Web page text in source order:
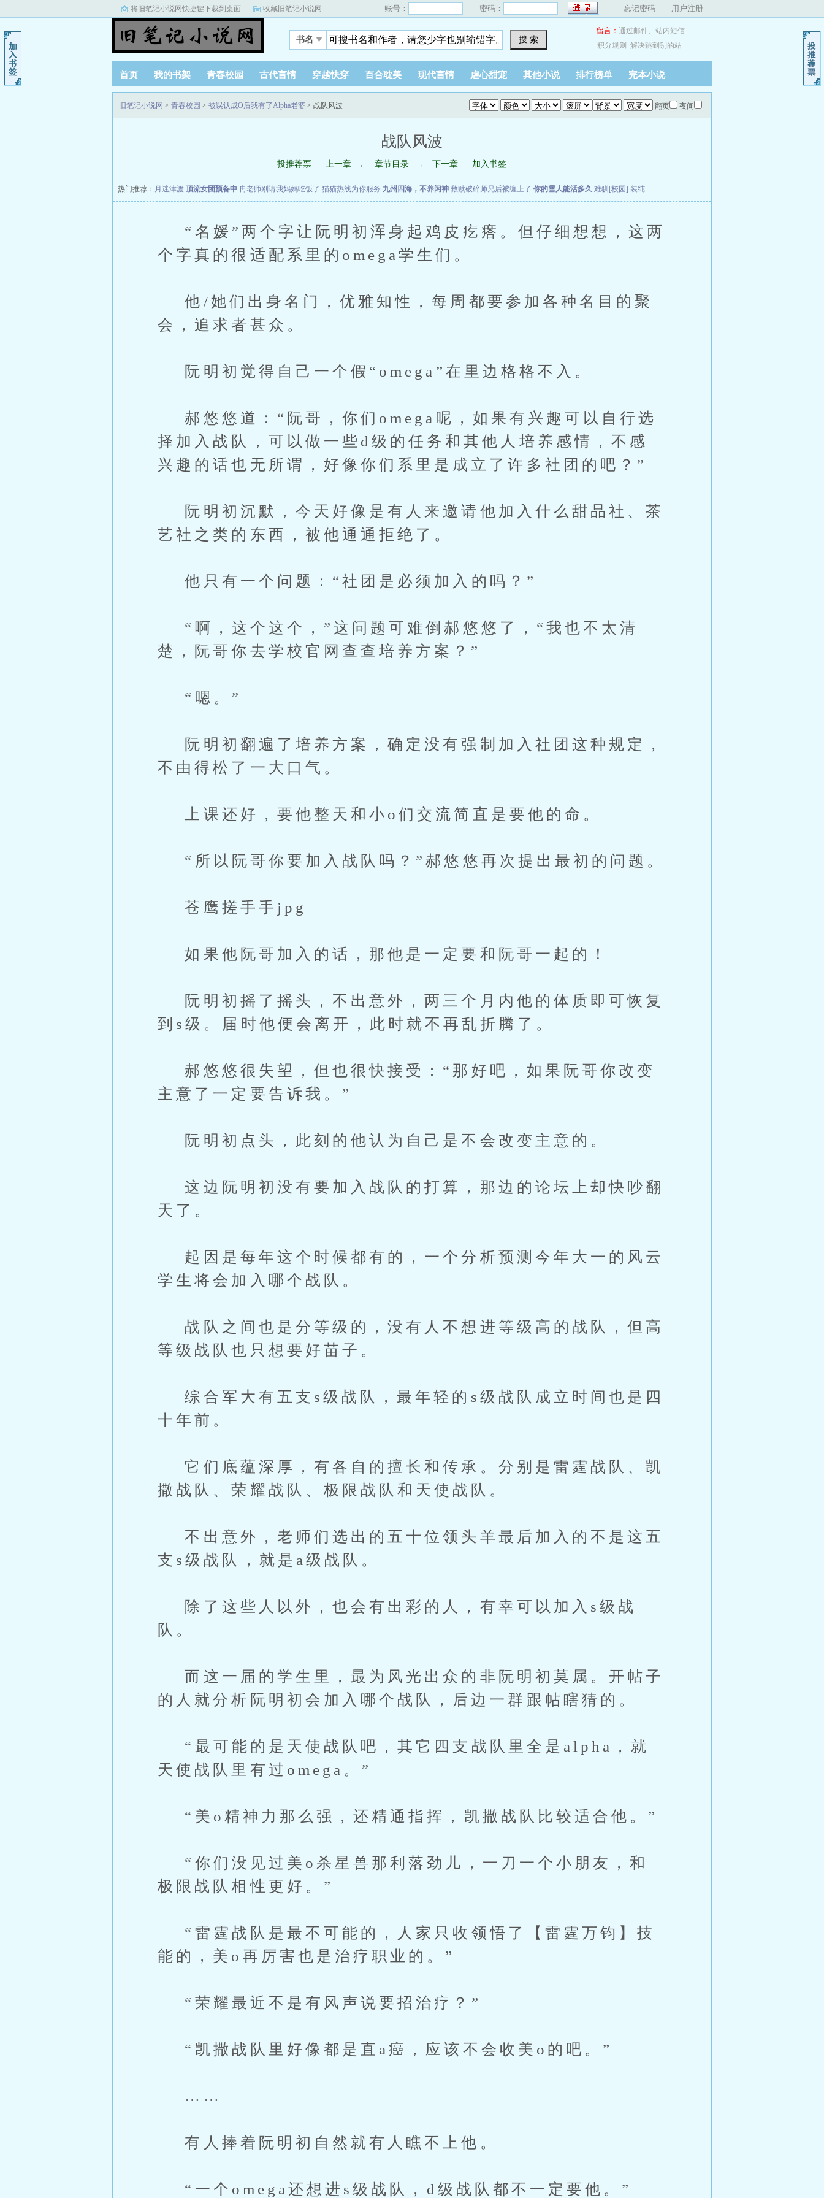
将旧笔记小说网快捷键下载到桌面 收藏旧笔记小说网 账号： 密码： 忘记密码 用户注册
书名 搜 索
留言： 通过邮件、 站内短信
积分规则
解决跳到别的站
首页 我的书架 青春校园 古代言情 穿越快穿 百合耽美 现代言情 虐心甜宠 其他小说 排行榜单 完本小说
阅读记录 翻页 夜间
旧笔记小说网 > 青春校园 > 被误认成O后我有了Alpha老婆 > 战队风波
战队风波
投推荐票 上一章 ← 章节目录 → 下一章 加入书签
热门推荐： 月迷津渡 顶流女团预备中 冉老师别请我妈妈吃饭了 猫猫热线为你服务 九州四海，不养闲神 救赎破碎师兄后被缠上了 你的雪人能活多久 难驯[校园] 装纯
“名媛”两个字让阮明初浑身起鸡皮疙瘩。但仔细想想，这两
个字真的很适配系里的omega学生们。
他/她们出身名门，优雅知性，每周都要参加各种名目的聚
会，追求者甚众。
阮明初觉得自己一个假“omega”在里边格格不入。
郝悠悠道：“阮哥，你们omega呢，如果有兴趣可以自行选
择加入战队，可以做一些d级的任务和其他人培养感情，不感
兴趣的话也无所谓，好像你们系里是成立了许多社团的吧？”
阮明初沉默，今天好像是有人来邀请他加入什么甜品社、茶
艺社之类的东西，被他通通拒绝了。
他只有一个问题：“社团是必须加入的吗？”
“啊，这个这个，”这问题可难倒郝悠悠了，“我也不太清
楚，阮哥你去学校官网查查培养方案？”
“嗯。”
阮明初翻遍了培养方案，确定没有强制加入社团这种规定，
不由得松了一大口气。
上课还好，要他整天和小o们交流简直是要他的命。
“所以阮哥你要加入战队吗？”郝悠悠再次提出最初的问题。
苍鹰搓手手jpg
如果他阮哥加入的话，那他是一定要和阮哥一起的！
阮明初摇了摇头，不出意外，两三个月内他的体质即可恢复
到s级。届时他便会离开，此时就不再乱折腾了。
郝悠悠很失望，但也很快接受：“那好吧，如果阮哥你改变
主意了一定要告诉我。”
阮明初点头，此刻的他认为自己是不会改变主意的。
这边阮明初没有要加入战队的打算，那边的论坛上却快吵翻
天了。
起因是每年这个时候都有的，一个分析预测今年大一的风云
学生将会加入哪个战队。
战队之间也是分等级的，没有人不想进等级高的战队，但高
等级战队也只想要好苗子。
综合军大有五支s级战队，最年轻的s级战队成立时间也是四
十年前。
它们底蕴深厚，有各自的擅长和传承。分别是雷霆战队、凯
撒战队、荣耀战队、极限战队和天使战队。
不出意外，老师们选出的五十位领头羊最后加入的不是这五
支s级战队，就是a级战队。
除了这些人以外，也会有出彩的人，有幸可以加入s级战
队。
而这一届的学生里，最为风光出众的非阮明初莫属。开帖子
的人就分析阮明初会加入哪个战队，后边一群跟帖瞎猜的。
“最可能的是天使战队吧，其它四支战队里全是alpha，就
天使战队里有过omega。”
“美o精神力那么强，还精通指挥，凯撒战队比较适合他。”
“你们没见过美o杀星兽那利落劲儿，一刀一个小朋友，和
极限战队相性更好。”
“雷霆战队是最不可能的，人家只收领悟了【雷霆万钧】技
能的，美o再厉害也是治疗职业的。”
“荣耀最近不是有风声说要招治疗？”
“凯撒战队里好像都是直a癌，应该不会收美o的吧。”
……
有人捧着阮明初自然就有人瞧不上他。
“一个omega还想进s级战队，d级战队都不一定要他。”